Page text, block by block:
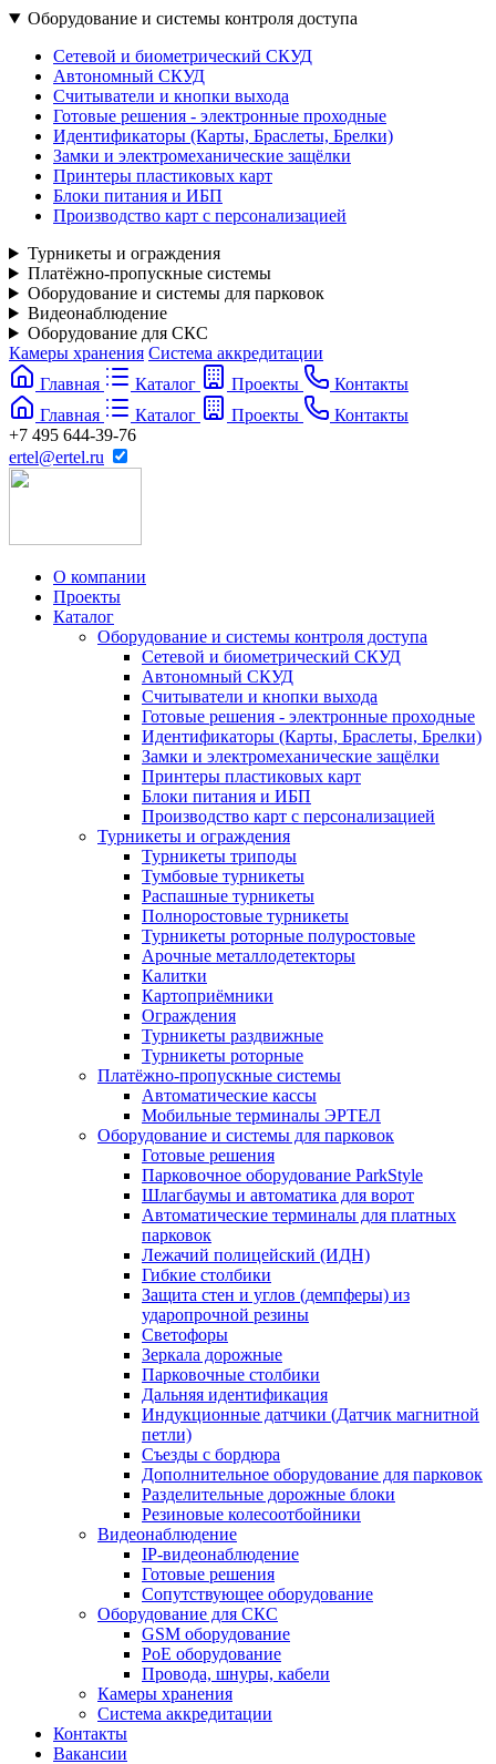
Оборудование и системы контроля доступа
Сетевой и биометрический СКУД
Автономный СКУД
Считыватели и кнопки выхода
Готовые решения - электронные проходные
Идентификаторы (Карты, Браслеты, Брелки)
Замки и электромеханические защёлки
Принтеры пластиковых карт
Блоки питания и ИБП
Производство карт с персонализацией
Турникеты и ограждения
Платёжно-пропускные системы
Оборудование и системы для парковок
Видеонаблюдение
Оборудование для СКС
Камеры хранения Система аккредитации
Главная
Каталог Проекты
Контакты
Главная
Каталог Проекты
Контакты
+7 495 644-39-76
ertel@ertel.ru
О компании
Проекты
Каталог
Оборудование и системы контроля доступа
Сетевой и биометрический СКУД
Автономный СКУД
Считыватели и кнопки выхода
Готовые решения - электронные проходные
Идентификаторы (Карты, Браслеты, Брелки)
Замки и электромеханические защёлки
Принтеры пластиковых карт
Блоки питания и ИБП
Производство карт с персонализацией
Турникеты и ограждения
Турникеты триподы
Тумбовые турникеты
Распашные турникеты
Полноростовые турникеты
Турникеты роторные полуростовые
Арочные металлодетекторы
Калитки
Картоприёмники
Ограждения
Турникеты раздвижные
Турникеты роторные
Платёжно-пропускные системы
Автоматические кассы
Мобильные терминалы ЭРТЕЛ
Оборудование и системы для парковок
Готовые решения
Парковочное оборудование ParkStyle
Шлагбаумы и автоматика для ворот
Автоматические терминалы для платных
парковок
Лежачий полицейский (ИДН)
Гибкие столбики
Защита стен и углов (демпферы) из
ударопрочной резины
Светофоры
Зеркала дорожные
Парковочные столбики
Дальняя идентификация
Индукционные датчики (Датчик магнитной
петли)
Съезды с бордюра
Дополнительное оборудование для парковок
Разделительные дорожные блоки
Резиновые колесоотбойники
Видеонаблюдение
IP-видеонаблюдение
Готовые решения
Сопутствующее оборудование
Оборудование для СКС
GSM оборудование
PoE оборудование
Провода, шнуры, кабели
Камеры хранения
Система аккредитации
Контакты
Вакансии